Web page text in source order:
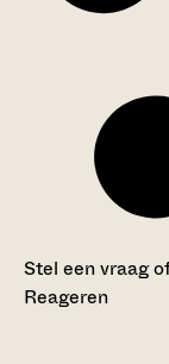
Stel een vraag
Reageren